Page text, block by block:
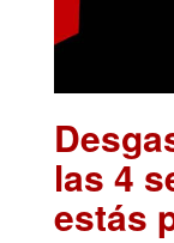
las 4
estás